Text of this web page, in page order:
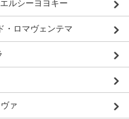
ルシーヨヨキー
・ロマヴェンテマ
ァ